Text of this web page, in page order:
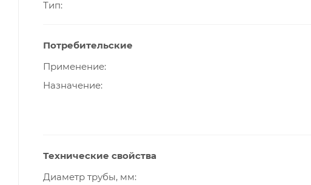
Тип
Потребительские
Применение
Назначение
Технические свойства
Диаметр трубы, мм